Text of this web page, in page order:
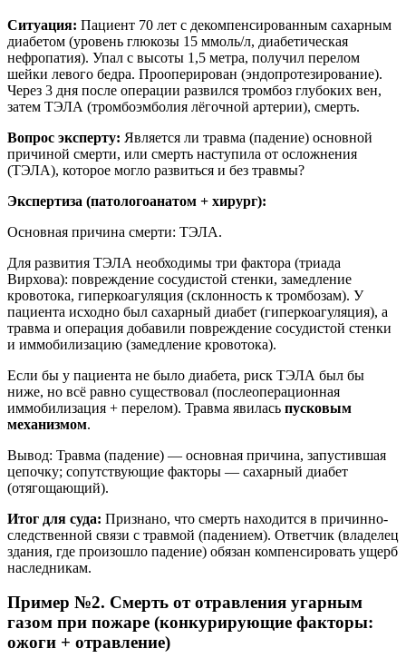
Ситуация: Пациент 70 лет с декомпенсированным сахарным
диабетом (уровень глюкозы 15 ммоль/л, диабетическая
нефропатия). Упал с высоты 1,5 метра, получил перелом
шейки левого бедра. Прооперирован (эндопротезирование).
Через 3 дня после операции развился тромбоз глубоких вен,
затем ТЭЛА (тромбоэмболия лёгочной артерии), смерть.
Вопрос эксперту: Является ли травма (падение) основной
причиной смерти, или смерть наступила от осложнения
(ТЭЛА), которое могло развиться и без травмы?
Экспертиза (патологоанатом + хирург):
Основная причина смерти: ТЭЛА.
Для развития ТЭЛА необходимы три фактора (триада
Вирхова): повреждение сосудистой стенки, замедление
кровотока, гиперкоагуляция (склонность к тромбозам). У
пациента исходно был сахарный диабет (гиперкоагуляция), а
травма и операция добавили повреждение сосудистой стенки
и иммобилизацию (замедление кровотока).
Если бы у пациента не было диабета, риск ТЭЛА был бы
ниже, но всё равно существовал (послеоперационная
иммобилизация + перелом). Травма явилась пусковым
механизмом.
Вывод: Травма (падение) — основная причина, запустившая
цепочку; сопутствующие факторы — сахарный диабет
(отягощающий).
Итог для суда: Признано, что смерть находится в причинно-
следственной связи с травмой (падением). Ответчик (владелец
здания, где произошло падение) обязан компенсировать ущерб
наследникам.
Пример №2. Смерть от отравления угарным
газом при пожаре (конкурирующие факторы:
ожоги + отравление)